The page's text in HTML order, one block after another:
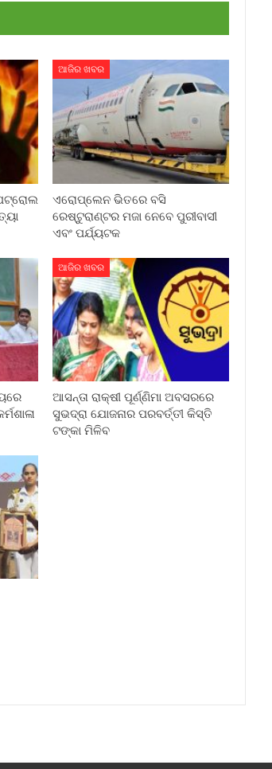
ଆଜିର ଖବର
ଏରୋପ୍ଲେନ ଭିତରେ ବସି
ରେଷ୍ଟୁରାଣ୍ଟର ମଜା ନେବେ ପୁରୀବାସୀ
ଏବଂ ପର୍ଯ୍ୟଟକ
ଆଜିର ଖବର
ଆସନ୍ତା ରାକ୍ଷୀ ପୂର୍ଣ୍ଣିମା ଅବସରରେ
ସୁଭଦ୍ରା ଯୋଜନାର ପରବର୍ତ୍ତୀ କିସ୍ତି
ଟଙ୍କା ମିଳିବ